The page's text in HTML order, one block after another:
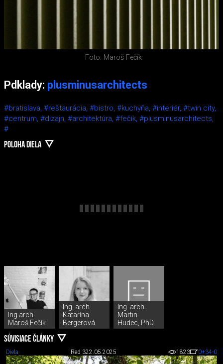
Foto: Maroš Fečík
Pdklady: plusminusarchitects
#bratislava, #reštaurácia, #bistro, #kuchyňa, #interiér, #twin city,
#centrum, #dizajn, #architektúra, #fečík, #plusminusarchitects,
#
POLOHA DIELA
Ing.arch.
Maroš Fečík
Ing. arch.
Katarína
Bergerová
Ing. arch.
Martin
Hudec, PhD.
SÚVISIACE ČLÁNKY
Diela Red 322.05.2025 1823 0+34-0